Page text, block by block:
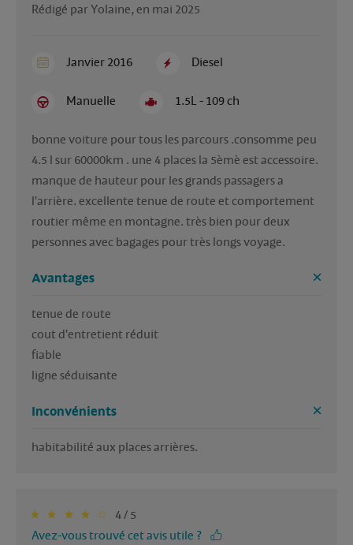
Rédigé par Yolaine, en mai 2025
Janvier 2016 Diesel
Manuelle 1.5L - 109 ch
bonne voiture pour tous les parcours .consomme peu
4.5 l sur 60000km . une 4 places la 5èmè est accessoire.
manque de hauteur pour les grands passagers a
l'arrière. excellente tenue de route et comportement
routier même en montagne. très bien pour deux
personnes avec bagages pour très longs voyage.
Avantages
tenue de route
cout d'entretient réduit
fiable
ligne séduisante
Inconvénients
4 / 5
Avez-vous trouvé cet avis utile ?